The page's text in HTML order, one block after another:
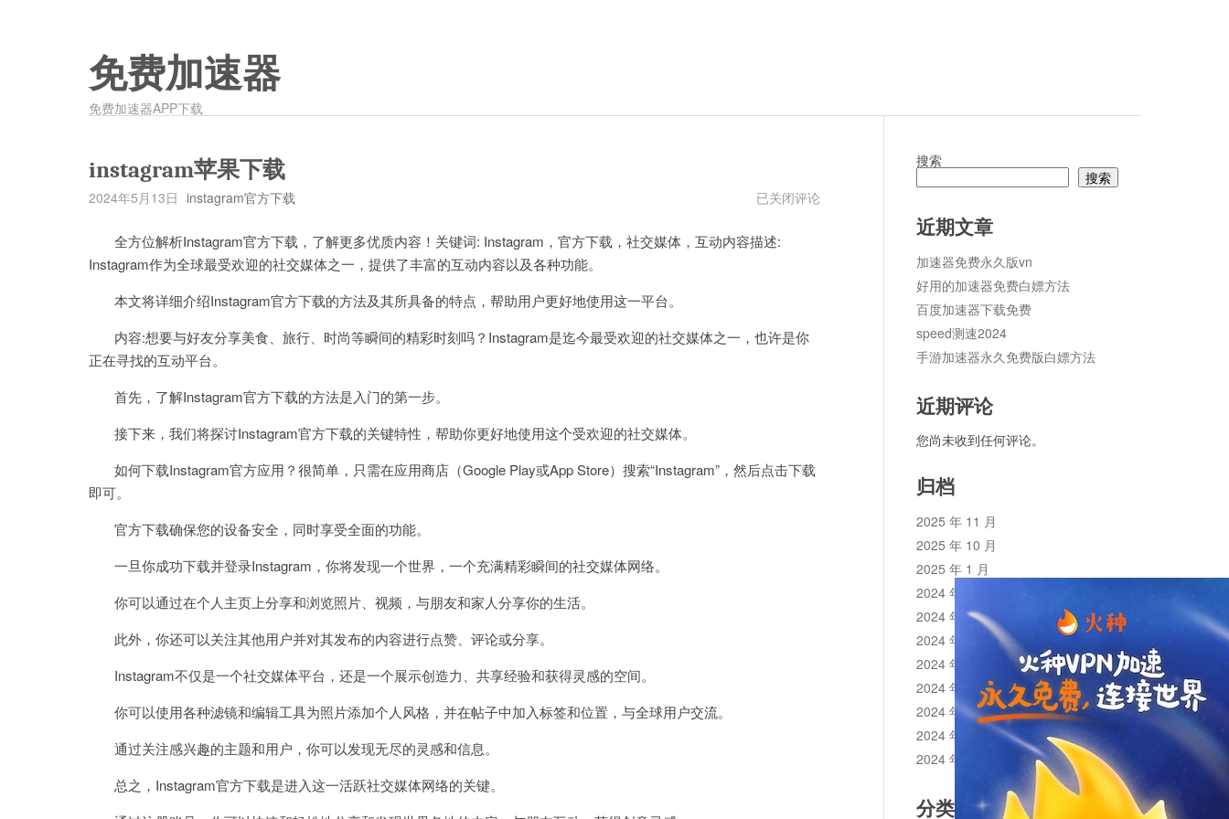
免费加速器
免费加速器APP下载
instagram苹果下载
2024年5月13日 instagram官方下载
instagram
下
已关闭评论
全方位解析Instagram官方下载，了解更多优质内容！关键词: Instagram，官方下载，社交媒体，互动内容描述:
Instagram作为全球最受欢迎的社交媒体之一，提供了丰富的互动内容以及各种功能。
本文将详细介绍Instagram官方下载的方法及其所具备的特点，帮助用户更好地使用这一平台。
内容:想要与好友分享美食、旅行、时尚等瞬间的精彩时刻吗？Instagram是迄今最受欢迎的社交媒体之一，也许是你
正在寻找的互动平台。
首先，了解Instagram官方下载的方法是入门的第一步。
接下来，我们将探讨Instagram官方下载的关键特性，帮助你更好地使用这个受欢迎的社交媒体。
如何下载Instagram官方应用？很简单，只需在应用商店（Google Play或App Store）搜索“Instagram”，然后点击下载
即可。
官方下载确保您的设备安全，同时享受全面的功能。
一旦你成功下载并登录Instagram，你将发现一个世界，一个充满精彩瞬间的社交媒体网络。
你可以通过在个人主页上分享和浏览照片、视频，与朋友和家人分享你的生活。
此外，你还可以关注其他用户并对其发布的内容进行点赞、评论或分享。
Instagram不仅是一个社交媒体平台，还是一个展示创造力、共享经验和获得灵感的空间。
你可以使用各种滤镜和编辑工具为照片添加个人风格，并在帖子中加入标签和位置，与全球用户交流。
通过关注感兴趣的主题和用户，你可以发现无尽的灵感和信息。
总之，Instagram官方下载是进入这一活跃社交媒体网络的关键。
搜索
搜索
近期文章
加速器免费永久版vn
好用的加速器免费白嫖方法
百度加速器下载免费
speed测速2024
手游加速器永久免费版白嫖方法
近期评论
您尚未收到任何评论。
归档
2025 年 11 月
2025 年 10 月
2025 年 1 月
2024 年 12 月
2024 年 11 月
2024 年 10 月
2024 年 9 月
2024 年 8 月
2024 年 7 月
2024 年 6 月
2024 年 5 月
分类目录